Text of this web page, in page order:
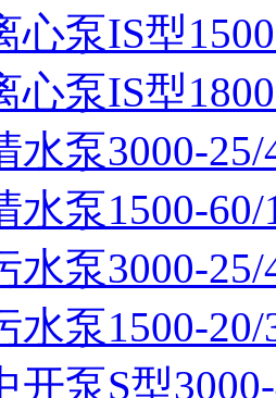
心泵IS型
心泵IS型
水泵3000-25/
水泵1500-60/
水泵3000-25/
水泵1500-20/
开泵S型